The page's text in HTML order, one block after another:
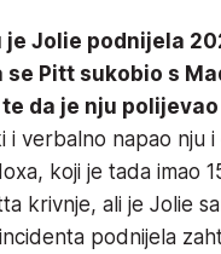
je Jolie podnijela
Pitt sukobio s
da je nju polijevao
i verbalno napao nju
koji je tada imao
krivnje, ali je Jolie
podnijela